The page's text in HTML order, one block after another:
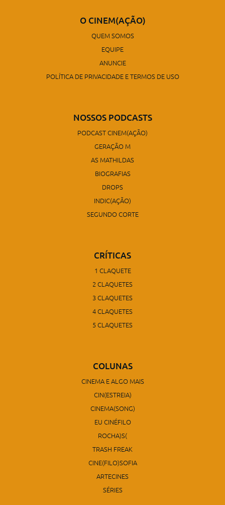
O CINEM(AÇÃO)
QUEM SOMOS
EQUIPE
ANUNCIE
POLÍTICA DE PRIVACIDADE E TERMOS DE USO
NOSSOS PODCASTS
PODCAST CINEM(AÇÃO)
GERAÇÃO M
AS MATHILDAS
BIOGRAFIAS
DROPS
INDIC(AÇÃO)
SEGUNDO CORTE
CRÍTICAS
1 CLAQUETE
2 CLAQUETES
3 CLAQUETES
4 CLAQUETES
5 CLAQUETES
COLUNAS
CINEMA E ALGO MAIS
CIN(ESTREIA)
CINEMA(SONG)
EU CINÉFILO
ROCHA)S(
TRASH FREAK
CINE(FILO)SOFIA
ARTECINES
SÉRIES